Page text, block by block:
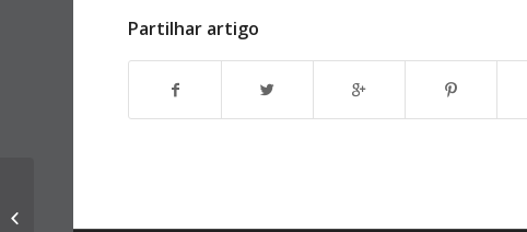
Partilhar artigo